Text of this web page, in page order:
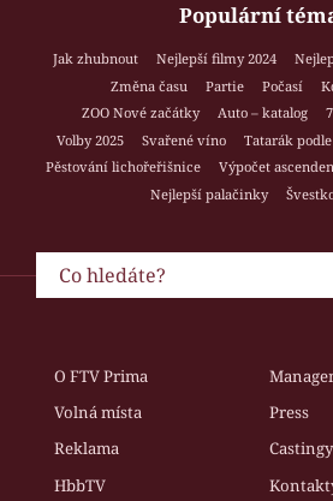
Populární
Jak zhubnout Nejlepší filmy 2024
Změna času
Partie Počasí
ZOO Nové začátky
Auto – katalog
Volby 2025
Svařené víno Tatarák
Pěstování lichořeřišnice
Výpočet
Nejlepší palačinky
O FTV Prima
Volná místa
Press
Reklama
HbbTV